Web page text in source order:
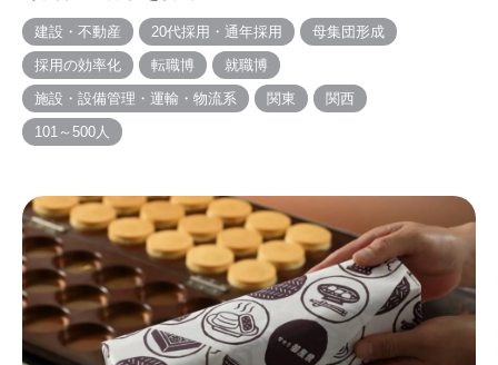
建設・不動産 20代採用・通年採用
母集団形成
採用の効率化
転職博
就職博
施設・設備管理・運輸・物流系
関東
関西
101～500人